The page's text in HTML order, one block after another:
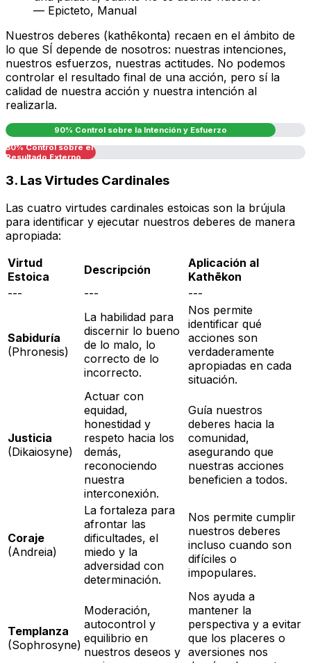
— Epicteto, Manual
Nuestros deberes (kathēkonta) recaen en el ámbito de
lo que SÍ depende de nosotros: nuestras intenciones,
nuestros esfuerzos, nuestras actitudes. No podemos
controlar el resultado final de una acción, pero sí la
calidad de nuestra acción y nuestra intención al
realizarla.
90% Control sobre la Intención y Esfuerzo
30% Control sobre el
Resultado Externo
3. Las Virtudes Cardinales
Las cuatro virtudes cardinales estoicas son la brújula
para identificar y ejecutar nuestros deberes de manera
apropiada:
Virtud
Estoica
Descripción
Aplicación al
Kathēkon
---
--- ---
Sabiduría
(Phronesis)
La habilidad para
discernir lo bueno
de lo malo, lo
correcto de lo
incorrecto.
Nos permite
identificar qué
acciones son
verdaderamente
apropiadas en cada
situación.
Justicia
(Dikaiosyne)
Actuar con
equidad,
honestidad y
respeto hacia los
demás,
reconociendo
nuestra
interconexión.
Guía nuestros
deberes hacia la
comunidad,
asegurando que
nuestras acciones
beneficien a todos.
Coraje
(Andreia)
La fortaleza para
afrontar las
dificultades, el
miedo y la
adversidad con
determinación.
Nos permite cumplir
nuestros deberes
incluso cuando son
difíciles o
impopulares.
Templanza
(Sophrosyne)
Moderación,
autocontrol y
equilibrio en
nuestros deseos y
Nos ayuda a
mantener la
perspectiva y a evitar
que los placeres o
aversiones nos